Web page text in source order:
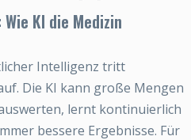
KI die Medizin
Intelligenz tritt
Die KI kann große Mengen
lernt kontinuierlich
bessere Ergebnisse. Für